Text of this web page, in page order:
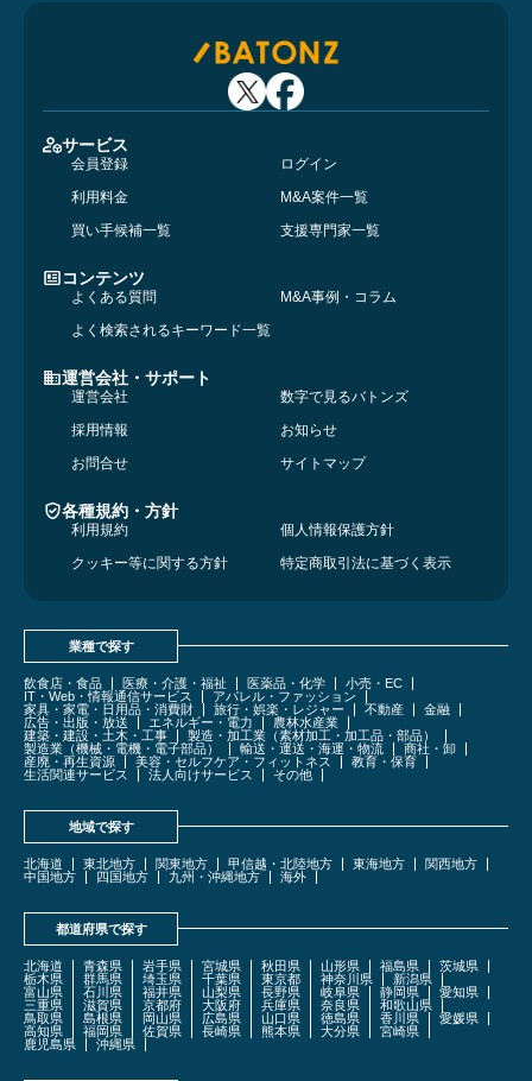
サービス
会員登録
ログイン
利用料金
M&A案件一覧
買い手候補一覧
支援専門家一覧
コンテンツ
よくある質問
M&A事例・コラム
よく検索されるキーワード一覧
運営会社・サポート
運営会社
数字で見るバトンズ
採用情報
お知らせ
お問合せ
サイトマップ
各種規約・方針
利用規約
個人情報保護方針
クッキー等に関する方針
特定商取引法に基づく表示
業種で探す
飲食店・食品 医療・介護・福祉 医薬品・化学
小売・EC
IT・Web・情報通信サービス
アパレル・ファッション
家具・家電・日用品・消費財
旅行・娯楽・レジャー 不動産
金融
広告・出版・放送
エネルギー・電力
農林水産業
建築・建設・土木・工事
製造・加工業（素材加工・加工品・部品）
製造業（機械・電機・電子部品）
輸送・運送・海運・物流
商社・卸
産廃・再生資源
美容・セルフケア・フィットネス
教育・保育
生活関連サービス
法人向けサービス その他
地域で探す
北海道 東北地方 関東地方 甲信越・北陸地方 東海地方
関西地方
中国地方
四国地方 九州・沖縄地方 海外
都道府県で探す
北海道 青森県 岩手県 宮城県 秋田県 山形県 福島県
茨城県
栃木県
群馬県 埼玉県 千葉県 東京都 神奈川県
新潟県
富山県
石川県 福井県 山梨県 長野県 岐阜県 静岡県
愛知県
三重県
滋賀県 京都府 大阪府 兵庫県 奈良県
和歌山県
鳥取県
島根県 岡山県 広島県 山口県 徳島県 香川県
愛媛県
高知県
福岡県 佐賀県 長崎県 熊本県 大分県
宮崎県
鹿児島県
沖縄県